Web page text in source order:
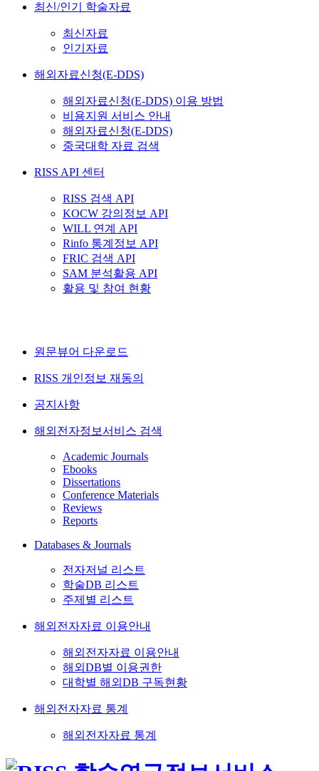
최신/인기 학술자료
최신자료
인기자료
해외자료신청(E-DDS)
해외자료신청(E-DDS) 이용 방법
비용지원 서비스 안내
해외자료신청(E-DDS)
중국대학 자료 검색
RISS API 센터
RISS 검색 API
KOCW 강의정보 API
WILL 연계 API
Rinfo 통계정보 API
FRIC 검색 API
SAM 분석활용 API
활용 및 참여 현황
원문뷰어 다운로드
RISS 개인정보 재동의
공지사항
해외전자정보서비스 검색
Academic Journals
Ebooks
Dissertations
Conference Materials
Reviews
Reports
Databases & Journals
전자저널 리스트
학술DB 리스트
주제별 리스트
해외전자자료 이용안내
해외전자자료 이용안내
해외DB별 이용권한
대학별 해외DB 구독현황
해외전자자료 통계
해외전자자료 통계